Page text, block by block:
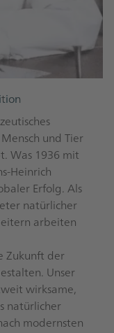
und Tier
Was 1936 mit
Heinrich
Erfolg. Als
natürlicher
arbeiten
Zukunft der
Unser
wirksame,
natürlicher
modernsten